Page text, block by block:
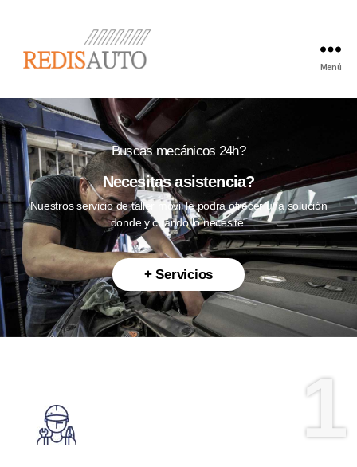
Menú
Buscas mecánicos 24h?
Necesitas asistencia?
Nuestros servicio de taller móvil le podrá ofrecer una solución
donde y cuando lo necesite.
+ Servicios
1